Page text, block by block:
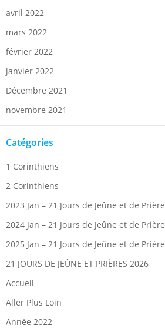
avril 2022
mars 2022
février 2022
janvier 2022
Décembre 2021
novembre 2021
Catégories
1 Corinthiens
2 Corinthiens
2023 Jan – 21 Jours de Jeûne et de Prière
2024 Jan – 21 Jours de Jeûne et de Prière
2025 Jan – 21 Jours de Jeûne et de Prière
21 JOURS DE JEÛNE ET PRIÈRES 2026
Accueil
Aller Plus Loin
Année 2022